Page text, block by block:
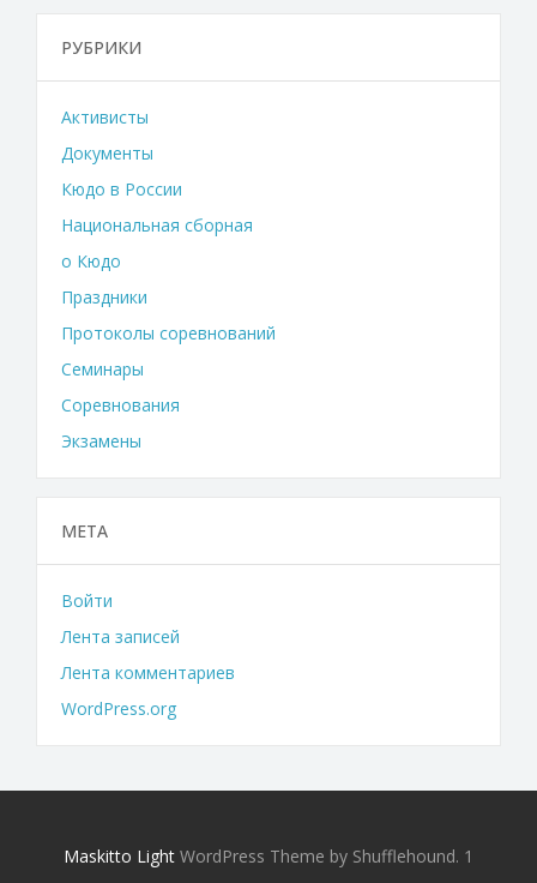
РУБРИКИ
Активисты
Документы
Кюдо в России
Национальная сборная
о Кюдо
Праздники
Протоколы соревнований
Семинары
Соревнования
Экзамены
МЕТА
Войти
Лента записей
Лента комментариев
WordPress.org
Maskitto Light WordPress Theme by Shufflehound. 1